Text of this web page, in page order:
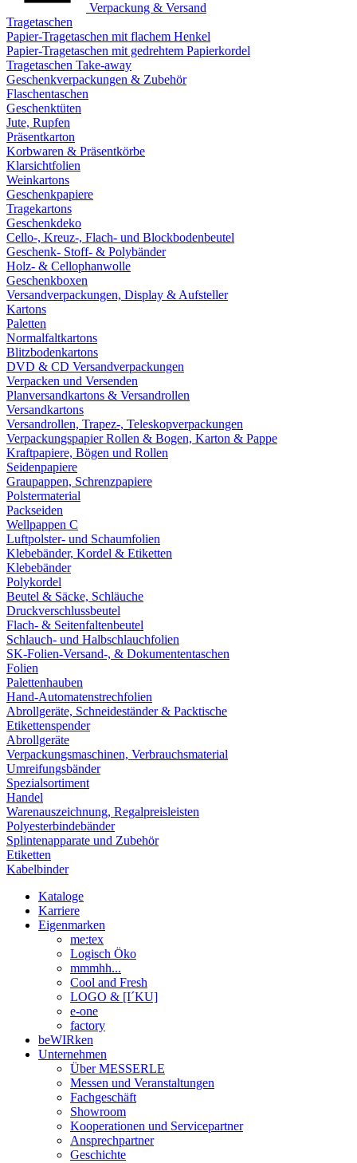
Verpackung & Versand
Tragetaschen
Papier-Tragetaschen mit flachem Henkel
Papier-Tragetaschen mit gedrehtem Papierkordel
Tragetaschen Take-away
Geschenkverpackungen & Zubehör
Flaschentaschen
Geschenktüten
Jute, Rupfen
Präsentkarton
Korbwaren & Präsentkörbe
Klarsichtfolien
Weinkartons
Geschenkpapiere
Tragekartons
Geschenkdeko
Cello-, Kreuz-, Flach- und Blockbodenbeutel
Geschenk- Stoff- & Polybänder
Holz- & Cellophanwolle
Geschenkboxen
Versandverpackungen, Display & Aufsteller
Kartons
Paletten
Normalfaltkartons
Blitzbodenkartons
DVD & CD Versandverpackungen
Verpacken und Versenden
Planversandkartons & Versandrollen
Versandkartons
Versandrollen, Trapez-, Teleskopverpackungen
Verpackungspapier Rollen & Bogen, Karton & Pappe
Kraftpapiere, Bögen und Rollen
Seidenpapiere
Graupappen, Schrenzpapiere
Polstermaterial
Packseiden
Wellpappen C
Luftpolster- und Schaumfolien
Klebebänder, Kordel & Etiketten
Klebebänder
Polykordel
Beutel & Säcke, Schläuche
Druckverschlussbeutel
Flach- & Seitenfaltenbeutel
Schlauch- und Halbschlauchfolien
SK-Folien-Versand-, & Dokumententaschen
Folien
Palettenhauben
Hand-Automatenstrechfolien
Abrollgeräte, Schneideständer & Packtische
Etikettenspender
Abrollgeräte
Verpackungsmaschinen, Verbrauchsmaterial
Umreifungsbänder
Spezialsortiment
Handel
Warenauszeichnung, Regalpreisleisten
Polyesterbindebänder
Splintenapparate und Zubehör
Etiketten
Kabelbinder
Kataloge
Karriere
Eigenmarken
me:tex
Logisch Öko
mmmhh...
Cool and Fresh
LOGO & [I´KU]
e-one
factory
beWIRken
Unternehmen
Über MESSERLE
Messen und Veranstaltungen
Fachgeschäft
Showroom
Kooperationen und Servicepartner
Ansprechpartner
Geschichte